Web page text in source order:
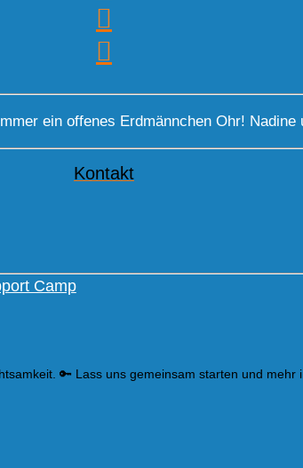
ein offenes Erdmännchen Ohr! Nadine
Kontakt
Camp
🔑 Lass uns gemeinsam starten und